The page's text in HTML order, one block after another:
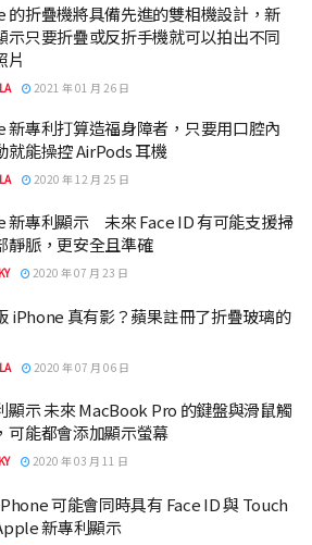
的折疊機將具備先進的雙相機設計，新
示只要折疊或反折手機就可以拍出不同
片
2021 年 01 月 26 日
新專利打算造福身障者，只要用口腔內
就能操控 AirPods 耳機
2020 年 12 月 25 日
新專利顯示 未來 Face ID 有可能支援掃
靜脈，更安全且準確
2020 年 07 月 23 日
iPhone 真有影？蘋果註冊了折疊玻璃的
2020 年 07 月 06 日
顯示 未來 MacBook Pro 的鍵盤與滑鼠觸
可能都會添加顯示螢幕
2020 年 03 月 11 日
可能會同時具有 Face ID 與 Touch
新專利顯示